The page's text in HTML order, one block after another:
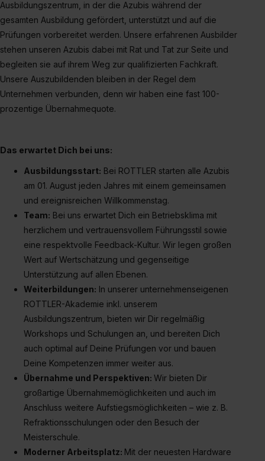
zur Übermittlung deiner Daten in die USA (Art. 49 Abs. 1
S. 1 lit. a) DS-GVO). Die USA verfügen über kein
angemessenes Datenschutzniveau (EuGH – Schrems
II). Du kannst die von dir erteilte Einwilligung jederzeit mit
Wirkung für die Zukunft ganz oder teilweise über unsere
Datenschutzerklärung unter dem Punkt „Datenschutz-
Einstellungen“ widerrufen. Weitere Informationen zu den
einzelnen Cookies findest du durch Klick auf „Details
Ausbildungszentrum, in der die Azubis während der
gesamten Ausbildung gefördert, unterstützt und auf die
Prüfungen vorbereitet werden. Unsere erfahrenen Ausbilder
stehen unseren Azubis dabei mit Rat und Tat zur Seite und
begleiten sie auf ihrem Weg zur qualifizierten Fachkraft.
Unsere Auszubildenden bleiben in der Regel dem
Unternehmen verbunden, denn wir haben eine fast 100-
prozentige Übernahmequote.
Das erwartet Dich bei uns:
Ausbildungsstart: Bei ROTTLER starten alle Azubis
am 01. August jeden Jahres mit einem gemeinsamen
und ereignisreichen Willkommenstag.
Team: Bei uns erwartet Dich ein Betriebsklima mit
herzlichem und vertrauensvollem Führungsstil sowie
eine respektvolle Feedback-Kultur. Wir legen großen
Wert auf Wertschätzung und gegenseitige
Unterstützung auf allen Ebenen.
Weiterbildungen: In unserer unternehmenseigenen
ROTTLER-Akademie inkl. unserem
Ausbildungszentrum, bieten wir Dir regelmäßig
Workshops und Schulungen an, und bereiten Dich
auch optimal auf Deine Prüfungen vor und bauen
Deine Kompetenzen immer weiter aus.
Übernahme und Perspektiven: Wir bieten Dir
großartige Übernahmemöglichkeiten und auch im
Anschluss weitere Aufstiegsmöglichkeiten – wie z. B.
Refraktionsschulungen oder den Besuch der
Meisterschule.
Moderner Arbeitsplatz: Mit der neuesten Hardware